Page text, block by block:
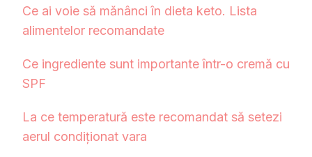
Ce ai voie să mănânci în dieta keto. Lista
alimentelor recomandate
Ce ingrediente sunt importante într-o cremă cu
SPF
La ce temperatură este recomandat să setezi
aerul condiționat vara